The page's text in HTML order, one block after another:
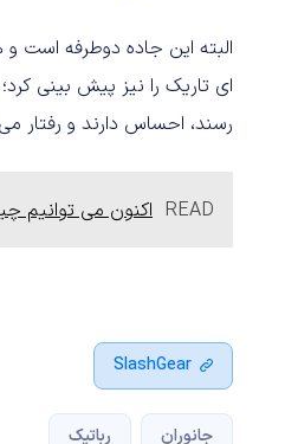
البته این جاده دوطرفه است
ای تاریک را نیز پیش بینی
رسند، احساس دارند و رفتار
READ اکنون می توانیم
SlashGear
جانوران رباتیک